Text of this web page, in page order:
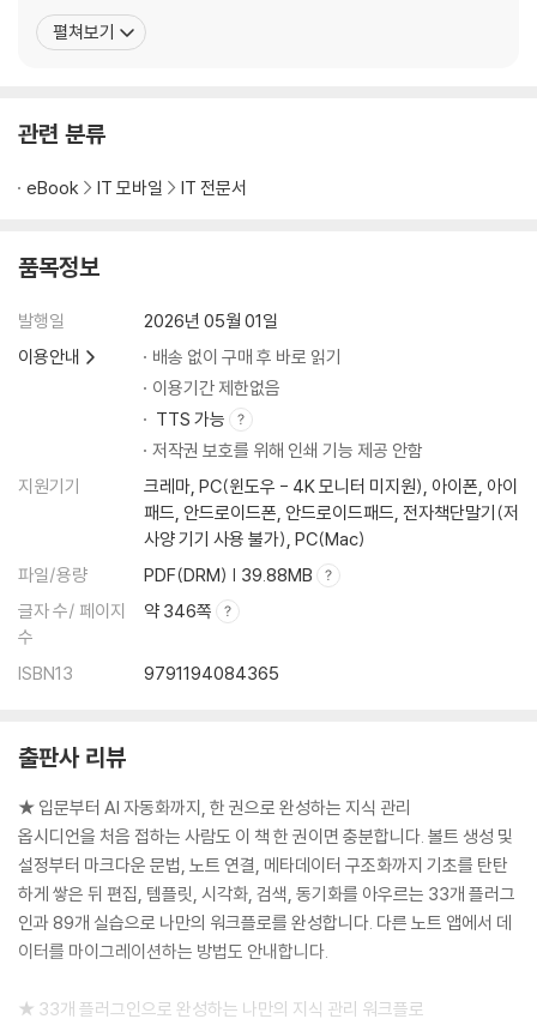
[따라하기] 연결된 모든 링크의 이름 자동 업데이트하기
[따라하기] 첨부 파일 저장 폴더 설정하기
단축키 설정
[따라하기] 임포터 플러그인 설치하기
[따라하기] 노션 콘텐츠 내보내기
[따라하기] 옵시디언으로 노션 파일 가져오기
CHAPTER 05 마크다운 문법 기초
마크다운이란 무엇인가
헤딩
텍스트 스타일
링크
각주
콜아웃
[따라하기] 커스텀 제목이 있는 콜아웃 작성하기
수식
CHAPTER 06 노트 연결과 활용
노트 연결 이해하기
노드와 에지
백링크와 아웃고잉링크
노트 연결 활용하기
임 교수(현재) · 응용물리학 석사(M.S. Applied Physics) · 교육공
학 박사 과정 수료(Ph.D. Candidate, ABD, Educational Techno
펼쳐보기
관련 분류
eBook IT 모바일 IT 전문서
품목정보
발행일
2026년 05월 01일
이용안내
배송 없이 구매 후 바로 읽기
이용기간 제한없음
TTS 가능
저작권 보호를 위해 인쇄 기능 제공 안함
지원기기
크레마, PC(윈도우 - 4K 모니터 미지원), 아이폰, 아이
패드, 안드로이드폰, 안드로이드패드, 전자책단말기(저
사양 기기 사용 불가), PC(Mac)
파일/용량
PDF(DRM) | 39.88MB
글자 수/ 페이지
수
약 346쪽
ISBN13 9791194084365
출판사 리뷰
★ 입문부터 AI 자동화까지, 한 권으로 완성하는 지식 관리
옵시디언을 처음 접하는 사람도 이 책 한 권이면 충분합니다. 볼트 생성 및
설정부터 마크다운 문법, 노트 연결, 메타데이터 구조화까지 기초를 탄탄
하게 쌓은 뒤 편집, 템플릿, 시각화, 검색, 동기화를 아우르는 33개 플러그
인과 89개 실습으로 나만의 워크플로를 완성합니다. 다른 노트 앱에서 데
이터를 마이그레이션하는 방법도 안내합니다.
★ 33개 플러그인으로 완성하는 나만의 지식 관리 워크플로